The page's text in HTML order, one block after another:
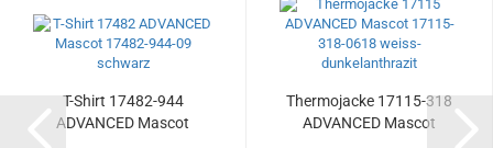
T-Shirt 17482-944
ADVANCED Mascot
Thermojacke 17115-318
ADVANCED Mascot